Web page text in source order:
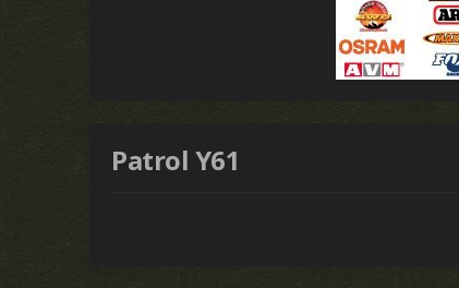
Patrol Y61